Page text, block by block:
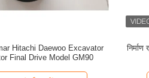
Hitachi Daewoo Excavator
Travel Motor Final Drive Model GM90